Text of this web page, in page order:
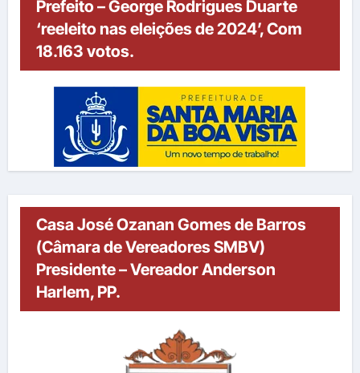
Prefeito – George Rodrigues Duarte
‘reeleito nas eleições de 2024’, Com
18.163 votos.
Casa José Ozanan Gomes de Barros
(Câmara de Vereadores SMBV)
Presidente – Vereador Anderson
Harlem, PP.